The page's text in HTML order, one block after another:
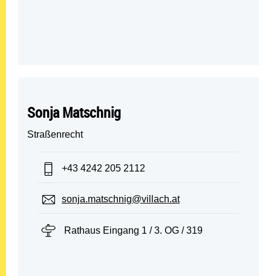
Sonja Matschnig
Straßenrecht
Telefon:
+43 4242 205 2112
E-Mail:
sonja.matschnig@villach.at
Standort:
Rathaus Eingang 1 / 3. OG / 319